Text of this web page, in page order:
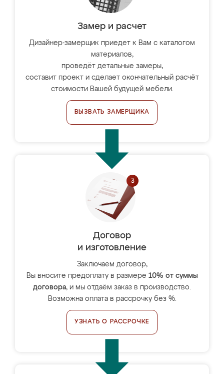
Замер и расчет
Дизайнер-замерщик приедет к Вам с каталогом
материалов,
проведёт детальные замеры,
составит проект и сделает окончательный расчёт
стоимости Вашей будущей мебели.
ВЫЗВАТЬ ЗАМЕРЩИКА
Договор
и изготовление
Заключаем договор,
Вы вносите предоплату в размере 10% от суммы
договора, и мы отдаём заказ в производство.
Возможна оплата в рассрочку без %.
УЗНАТЬ О РАССРОЧКЕ